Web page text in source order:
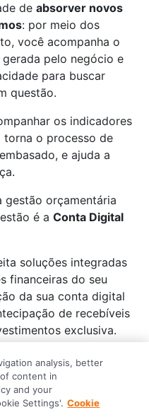
de absorver novos
: por meio dos
você acompanha o
pelo negócio e
para buscar
questão.
os indicadores
torna o processo de
e ajuda a
gestão orçamentária
é a Conta Digital
soluções integradas
financeiras do seu
da sua conta digital
de recebíveis
exclusiva.
Digital PJ e explore
analysis, better
content in
and your
Settings'. Cookie